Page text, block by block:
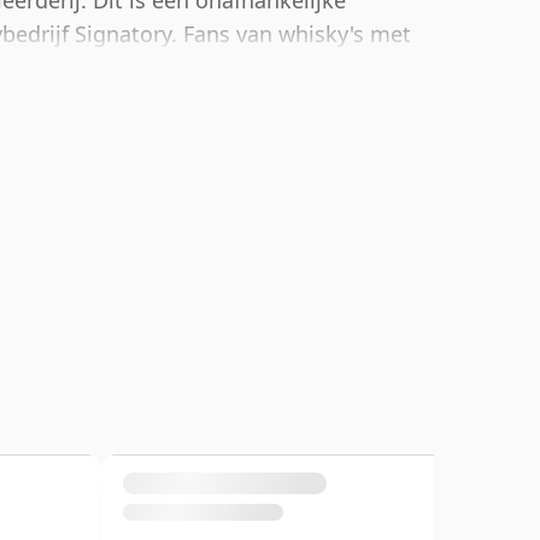
Signatory. Fans van whisky's met
worden door deze botteling, die een